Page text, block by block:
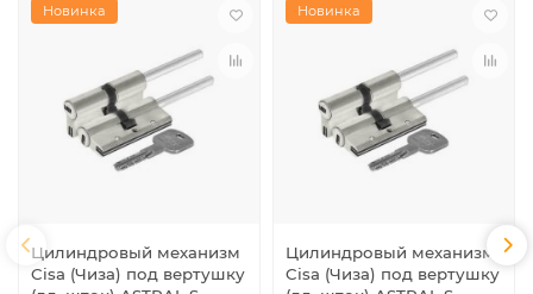
Новинка
Цилиндровый механизм
Cisa (Чиза) под вертушку
Новинка
Цилиндровый механизм
Cisa (Чиза) под вертушку